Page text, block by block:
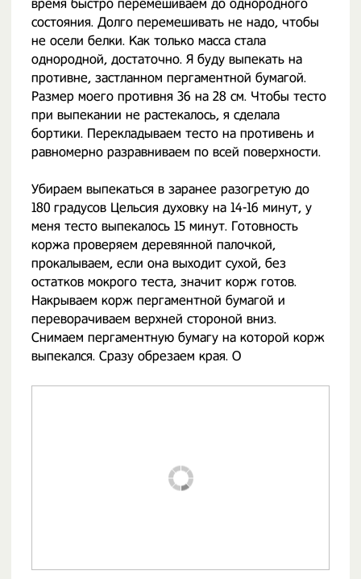
время быстро перемешиваем до однородного
состояния. Долго перемешивать не надо, чтобы
не осели белки. Как только масса стала
однородной, достаточно. Я буду выпекать на
противне, застланном пергаментной бумагой.
Размер моего противня 36 на 28 см. Чтобы тесто
при выпекании не растекалось, я сделала
бортики. Перекладываем тесто на противень и
равномерно разравниваем по всей поверхности.
Убираем выпекаться в заранее разогретую до
180 градусов Цельсия духовку на 14-16 минут, у
меня тесто выпекалось 15 минут. Готовность
коржа проверяем деревянной палочкой,
прокалываем, если она выходит сухой, без
остатков мокрого теста, значит корж готов.
Накрываем корж пергаментной бумагой и
переворачиваем верхней стороной вниз.
Снимаем пергаментную бумагу на которой корж
выпекался. Сразу обрезаем края. О